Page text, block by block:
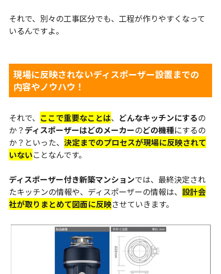
それで、別々の工事区分でも、工程が作りやすくなって
いるんですよ。
現場に反映されないディスポーザー設置までの
内容やノウハウ！
それで、 ここで重要なことは、 どんなキッチンにするの
か？ ディスポーザーはどのメーカーのどの機種にするの
か？といった、 決定までのプロセスが現場に反映されて
いないことなんです。
ディスポーザー付き新築マンションでは、最終決定され
たキッチンの情報や、ディスポーザーの情報は、 設計会
社が取りまとめて図面に反映させていきます。